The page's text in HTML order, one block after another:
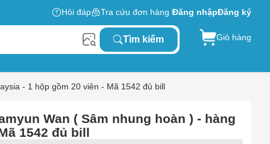
Hỏi đáp Tra cứu đơn hàng Đăng nhậpĐăng ký
Tìm kiếm Giỏ hàng
- 1 hộp gồm 20 viên - Mã 1542 đủ bill
Wan ( Sâm nhung hoàn ) - hàng
1542 đủ bill